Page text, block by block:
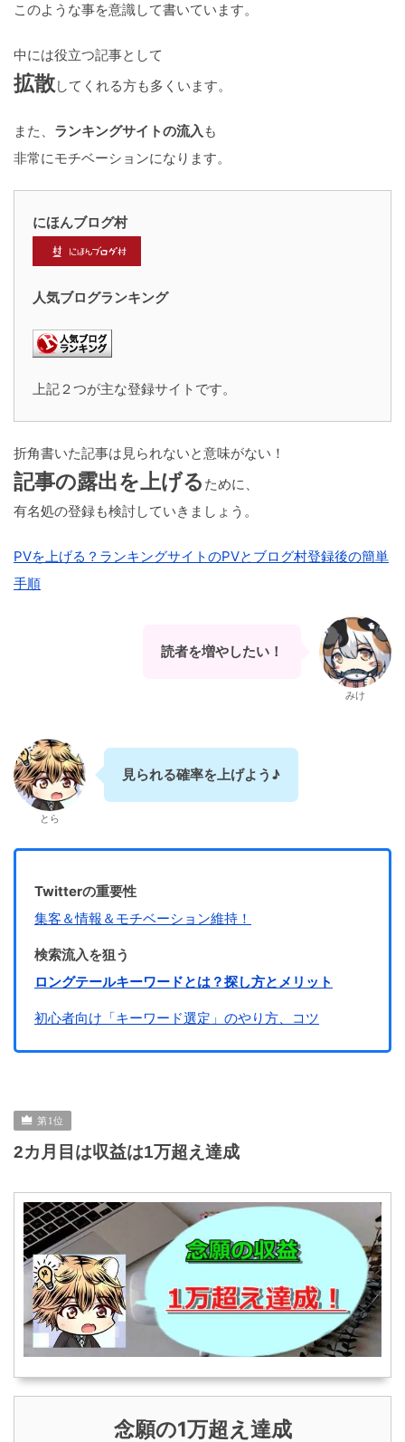
このような事を意識して書いています。
中には役立つ記事として
拡散してくれる方も多くいます。
また、 ランキングサイトの流入 も
非常にモチベーションになります。
にほんブログ村
人気ブログランキング
上記２つが主な登録サイトです。
折角書いた記事は見られないと意味がない！
記事の露出を上げる ために、
有名処の登録も検討していきましょう。
PVを上げる？ランキングサイトのPVとブログ村登録後の簡単
手順
読者を増やしたい！
みけ
とら
見られる確率を上げよう♪
Twitterの重要性
集客＆情報＆モチベーション維持！
検索流入を狙う
ロングテールキーワードとは？探し方とメリット
初心者向け「キーワード選定」のやり方、コツ
2カ月目は収益は1万超え達成
念願の1万超え達成